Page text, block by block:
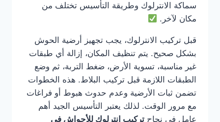
سماكة الانترلوك وطريقة التأسيس تختلف من
مكان لآخر.
قبل تركيب الانترلوك، يجب تجهيز أرضية الحوش
بشكل صحيح. يتم تنظيف المكان، إزالة أي طبقات
غير مناسبة، تسوية الأرض، ضغط التربة، ثم وضع
الطبقات اللازمة قبل تركيب البلاط. هذه الخطوات
تضمن ثبات الأرضية وعدم حدوث هبوط أو فراغات
مع مرور الوقت. لذلك يعتبر التأسيس الجيد أهم
عامل في نجاح تركيب انترلوك للأحواش في